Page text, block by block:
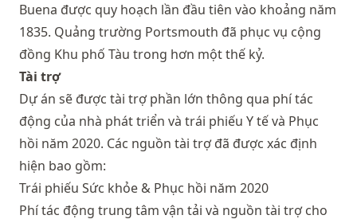
Buena được quy hoạch lần đầu tiên vào khoảng năm
1835. Quảng trường Portsmouth đã phục vụ cộng
đồng Khu phố Tàu trong hơn một thế kỷ.
Tài trợ
Dự án sẽ được tài trợ phần lớn thông qua phí tác
động của nhà phát triển và trái phiếu Y tế và Phục
hồi năm 2020. Các nguồn tài trợ đã được xác định
hiện bao gồm:
Trái phiếu Sức khỏe & Phục hồi năm 2020
Phí tác động trung tâm vận tải và nguồn tài trợ cho